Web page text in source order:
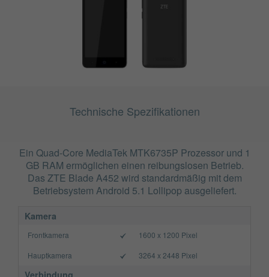
Technische Spezifikationen
Ein Quad-Core MediaTek MTK6735P Prozessor und 1
GB RAM ermöglichen einen reibungslosen Betrieb.
Das ZTE Blade A452 wird standardmäßig mit dem
Betriebsystem Android 5.1 Lollipop ausgeliefert.
Kamera
Frontkamera
1600 x 1200 Pixel
Hauptkamera
3264 x 2448 Pixel